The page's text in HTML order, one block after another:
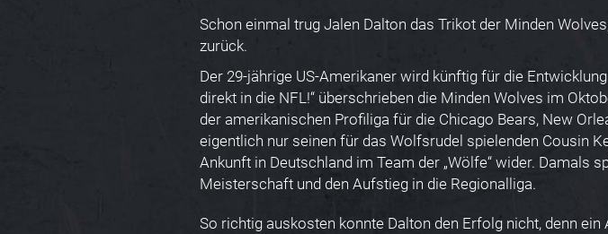
Schon einmal trug Jalen Dalton das Trikot der Minden
zurück.
Der 29-jährige US-Amerikaner wird künftig für die
direkt in die NFL!“ überschrieben die Minden Wolves im
der amerikanischen Profiliga für die Chicago Bears, New
eigentlich nur seinen für das Wolfsrudel spielenden Cousin
Ankunft in Deutschland im Team der „Wölfe“ wider. Damals
Meisterschaft und den Aufstieg in die Regionalliga.
So richtig auskosten konnte Dalton den Erfolg nicht, denn